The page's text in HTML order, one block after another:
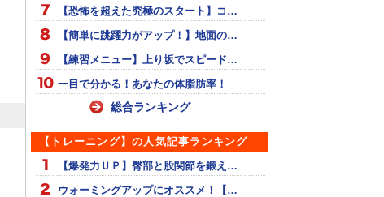
【恐怖を超えた究極のスタート】コ…
【簡単に跳躍力がアップ！】地面の…
【練習メニュー】上り坂でスピード…
一目で分かる！あなたの体脂肪率！
総合ランキング
【トレーニング】の人気記事ランキング
【爆発力ＵＰ】臀部と股関節を鍛え…
ウォーミングアップにオススメ！【…